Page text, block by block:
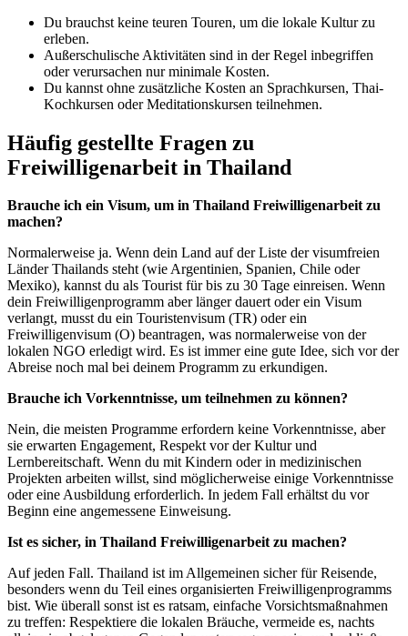
Du brauchst keine teuren Touren, um die lokale Kultur zu
erleben.
Außerschulische Aktivitäten sind in der Regel inbegriffen
oder verursachen nur minimale Kosten.
Du kannst ohne zusätzliche Kosten an Sprachkursen, Thai-
Kochkursen oder Meditationskursen teilnehmen.
Häufig gestellte Fragen zu
Freiwilligenarbeit in Thailand
Brauche ich ein Visum, um in Thailand Freiwilligenarbeit zu
machen?
Normalerweise ja. Wenn dein Land auf der Liste der visumfreien
Länder Thailands steht (wie Argentinien, Spanien, Chile oder
Mexiko), kannst du als Tourist für bis zu 30 Tage einreisen. Wenn
dein Freiwilligenprogramm aber länger dauert oder ein Visum
verlangt, musst du ein Touristenvisum (TR) oder ein
Freiwilligenvisum (O) beantragen, was normalerweise von der
lokalen NGO erledigt wird. Es ist immer eine gute Idee, sich vor der
Abreise noch mal bei deinem Programm zu erkundigen.
Brauche ich Vorkenntnisse, um teilnehmen zu können?
Nein, die meisten Programme erfordern keine Vorkenntnisse, aber
sie erwarten Engagement, Respekt vor der Kultur und
Lernbereitschaft. Wenn du mit Kindern oder in medizinischen
Projekten arbeiten willst, sind möglicherweise einige Vorkenntnisse
oder eine Ausbildung erforderlich. In jedem Fall erhältst du vor
Beginn eine angemessene Einweisung.
Ist es sicher, in Thailand Freiwilligenarbeit zu machen?
Auf jeden Fall. Thailand ist im Allgemeinen sicher für Reisende,
besonders wenn du Teil eines organisierten Freiwilligenprogramms
bist. Wie überall sonst ist es ratsam, einfache Vorsichtsmaßnahmen
zu treffen: Respektiere die lokalen Bräuche, vermeide es, nachts